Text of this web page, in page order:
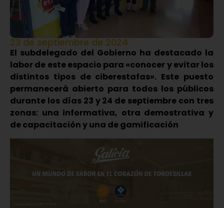
23 de septiembre de 2024
El subdelegado del Gobierno ha destacado la
labor de este espacio para «conocer y evitar los
distintos tipos de ciberestafas». Este puesto
permanecerá abierto para todos los públicos
durante los días 23 y 24 de septiembre con tres
zonas: una informativa, otra demostrativa y
de capacitación y una de gamificación